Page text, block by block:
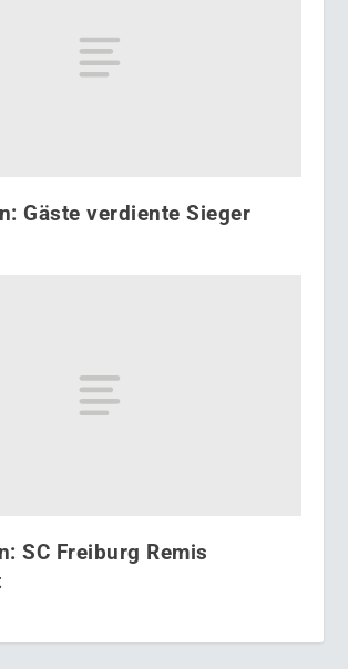
Gäste verdiente Sieger
SC Freiburg Remis